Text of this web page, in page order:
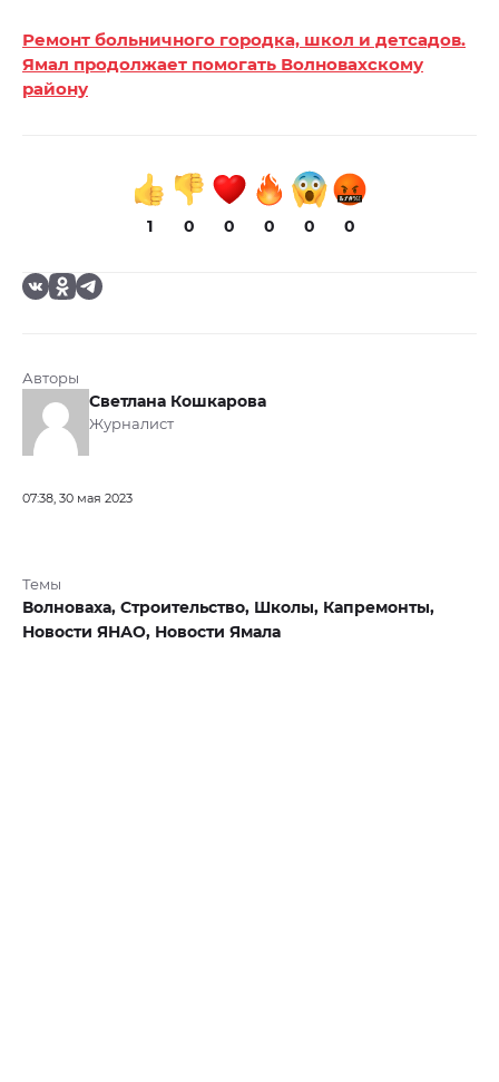
Ремонт больничного городка, школ и детсадов.
Ямал продолжает помогать Волновахскому
району
1 0 0 0 0 0
Авторы
Светлана Кошкарова
Журналист
07:38, 30 мая 2023
Темы
Волноваха, Строительство, Школы, Капремонты,
Новости ЯНАО, Новости Ямала